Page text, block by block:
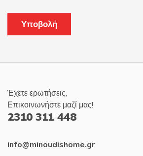
Έχετε ερωτήσεις;
Επικοινωνήστε μαζί μας!
2310 311 448
info@minoudishome.gr